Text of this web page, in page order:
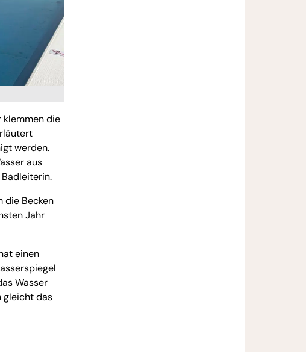
klemmen die
werden.
aus
die Becken
Jahr
einen
Wasser
gleicht das